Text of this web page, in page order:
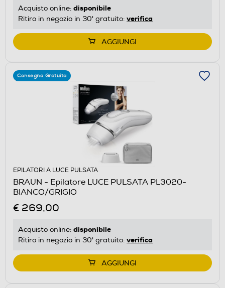
Acquisto online: disponibile
Ritiro in negozio in 30' gratuito: verifica
AGGIUNGI
Consegna Gratuita
EPILATORI A LUCE PULSATA
BRAUN - Epilatore LUCE PULSATA PL3020-
BIANCO/GRIGIO
€ 269,00
Acquisto online: disponibile
Ritiro in negozio in 30' gratuito: verifica
AGGIUNGI